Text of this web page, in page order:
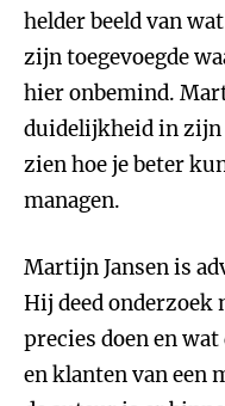
helder beeld van
zijn toegevoegde
hier onbemind.
duidelijkheid in zijn
zien hoe je beter
managen.
Martijn Jansen is
Hij deed onderzoek
precies doen en
en klanten van een